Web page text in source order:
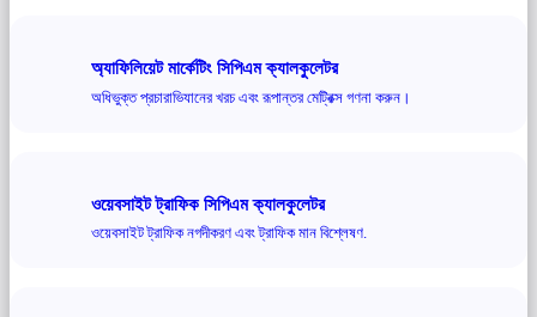
অ্যাফিলিয়েট মার্কেটিং সিপিএম ক্যালকুলেটর
অধিভুক্ত প্রচারাভিযানের খরচ এবং রূপান্তর মেট্রিক্স গণনা করুন।
ওয়েবসাইট ট্রাফিক সিপিএম ক্যালকুলেটর
ওয়েবসাইট ট্রাফিক নগদীকরণ এবং ট্রাফিক মান বিশ্লেষণ.